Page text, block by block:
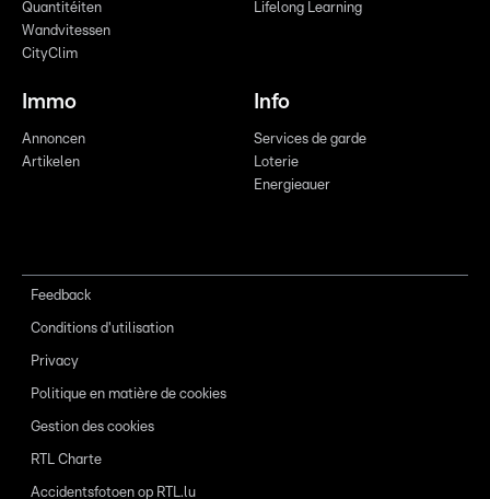
Quantitéiten
Wandvitessen
CityClim
Lifelong Learning
Immo
Annoncen
Artikelen
Info
Services de garde
Loterie
Energieauer
Feedback
Conditions d'utilisation
Privacy
Politique en matière de cookies
Gestion des cookies
RTL Charte
Accidentsfotoen op RTL.lu